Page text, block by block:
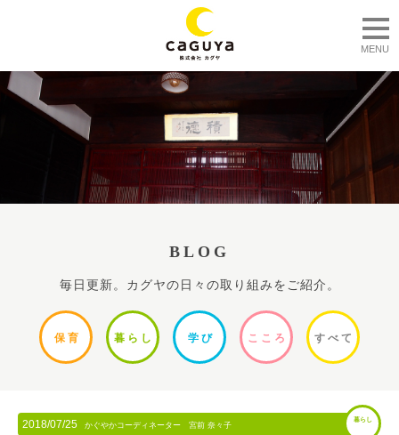
MENU
BLOG
毎日更新。カグヤの日々の取り組みをご紹介。
保 育 暮ら し 学 び ここ ろ すべて
2018/07/25 かぐやかコーディネーター 宮前 奈々子
暮らし